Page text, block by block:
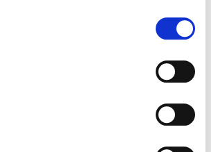
della gravidanza ed omessa diagnosi
DEL MUTUO DELLA CASA FAMILIARE
NATURALE E ARRICCHIMENTO